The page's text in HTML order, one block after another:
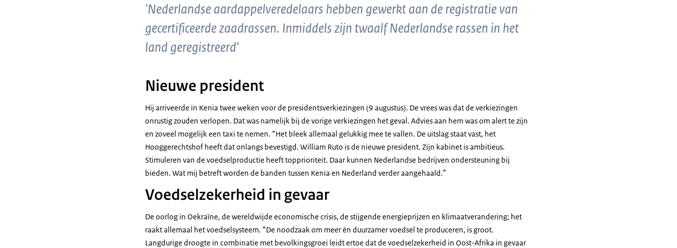
'Nederlandse aardappelveredelaars hebben gewerkt aan de registratie van
gecertificeerde zaadrassen. Inmiddels zijn twaalf Nederlandse rassen in het
land geregistreerd'
Nieuwe president
Hij arriveerde in Kenia twee weken voor de presidentsverkiezingen (9 augustus). De vrees was dat de verkiezingen
onrustig zouden verlopen. Dat was namelijk bij de vorige verkiezingen het geval. Advies aan hem was om alert te zijn
en zoveel mogelijk een taxi te nemen. “Het bleek allemaal gelukkig mee te vallen. De uitslag staat vast, het
Hooggerechtshof heeft dat onlangs bevestigd. William Ruto is de nieuwe president. Zijn kabinet is ambitieus.
Stimuleren van de voedselproductie heeft topprioriteit. Daar kunnen Nederlandse bedrijven ondersteuning bij
bieden. Wat mij betreft worden de banden tussen Kenia en Nederland verder aangehaald.”
Voedselzekerheid in gevaar
De oorlog in Oekraïne, de wereldwijde economische crisis, de stijgende energieprijzen en klimaatverandering; het
raakt allemaal het voedselsysteem. “De noodzaak om meer én duurzamer voedsel te produceren, is groot.
Langdurige droogte in combinatie met bevolkingsgroei leidt ertoe dat de voedselzekerheid in Oost-Afrika in gevaar